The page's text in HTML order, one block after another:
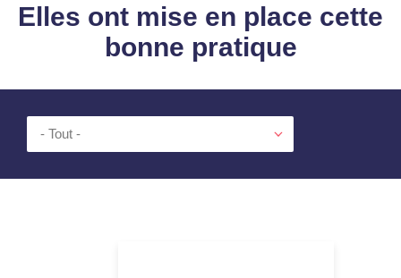
Elles ont mise en place cette
bonne pratique